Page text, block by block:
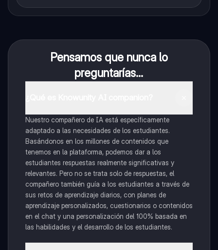
Pensamos que nunca lo
preguntarías...
Nuestro compañero de IA está específicamente
adaptado a las necesidades de los estudiantes.
Basándonos en los millones de contenidos que
tenemos en la plataforma, podemos dar a los
estudiantes respuestas realmente significativas y
relevantes. Pero no se trata solo de respuestas, el
compañero también guía a los estudiantes a través de
sus retos de aprendizaje diarios, con planes de
aprendizaje personalizados, cuestionarios o contenidos
en el chat y una personalización del 100% basada en
las habilidades y el desarrollo de los estudiantes.